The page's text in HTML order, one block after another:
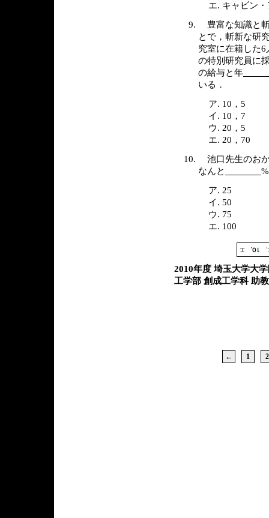
キャビン
豊富な知識と
とで，斬新な研
究室に在籍した
の特別研究員に
の給与と年
いる．
10，5
10，7
20，5
20，70
池口先生のお
なんと
25
50
75
100
2010年度 埼玉大学大
工学部 創成工学科 助教
← 1 2